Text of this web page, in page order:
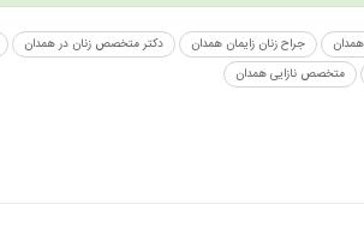
جراح زنان زایمان همدان دکتر متخصص زنان در همدان
متخصص نازایی همدان